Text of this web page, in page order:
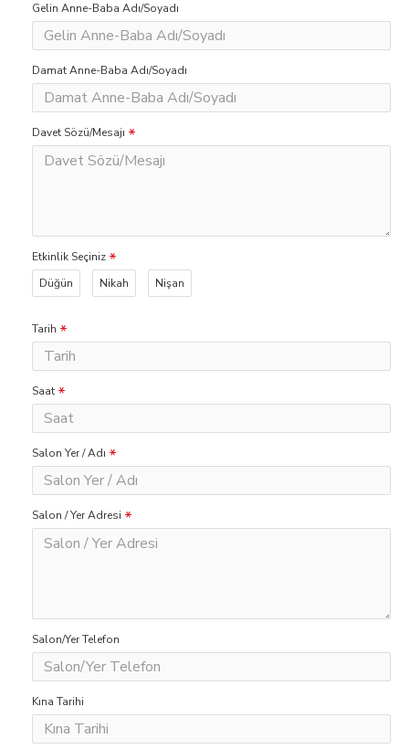
Gelin Anne-Baba Adı/Soyadı
Damat Anne-Baba Adı/Soyadı
Davet Sözü/Mesajı
Etkinlik Seçiniz
Düğün
Nikah Nişan
Tarih
Saat
Salon Yer / Adı
Salon / Yer Adresi
Salon/Yer Telefon
Kına Tarihi